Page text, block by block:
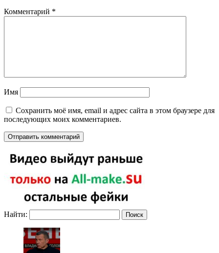
Комментарий *
Имя
Сохранить моё имя, email и адрес сайта в этом браузере для
последующих моих комментариев.
Найти: